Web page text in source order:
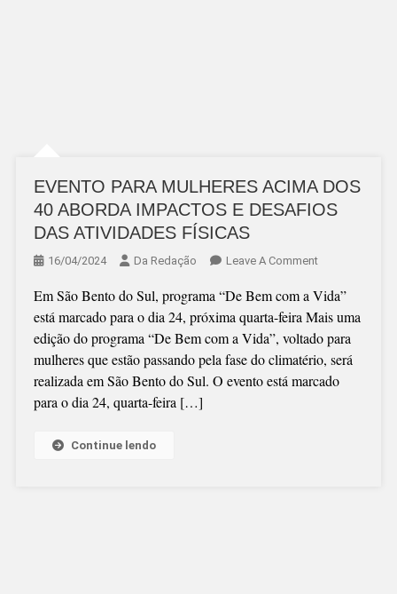
EVENTO PARA MULHERES ACIMA DOS
40 ABORDA IMPACTOS E DESAFIOS
DAS ATIVIDADES FÍSICAS
16/04/2024 Da Redação Leave A CommentOn
PARA
MULHERES
ACIMA
DOS
40
Em São Bento do Sul, programa “De Bem com a Vida”
está marcado para o dia 24, próxima quarta-feira Mais uma
edição do programa “De Bem com a Vida”, voltado para
mulheres que estão passando pela fase do climatério, será
realizada em São Bento do Sul. O evento está marcado
para o dia 24, quarta-feira […]
Continue lendo